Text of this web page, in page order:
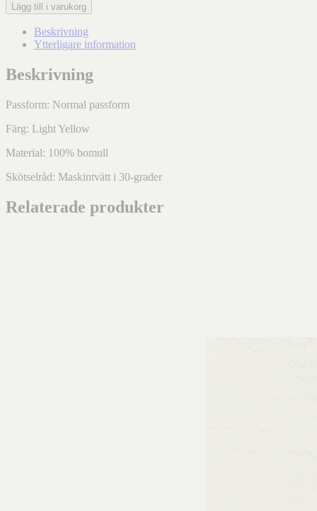
Lägg till i varukorg
Beskrivning
Ytterligare information
Beskrivning
Passform: Normal passform
Färg: Light Yellow
Material: 100% bomull
Skötselråd: Maskintvätt i 30-grader
Relaterade produkter